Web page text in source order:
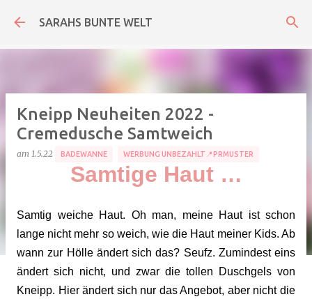
Direkt zum Hauptbereich
SARAHS BUNTE WELT
Kneipp Neuheiten 2022 -
Cremedusche Samtweich
am 1.5.22 BADEWANNE WERBUNG UNBEZAHLT📍PRMUSTER
Samtige Haut …
Samtig weiche Haut. Oh man, meine Haut ist schon
lange nicht mehr so weich, wie die Haut meiner Kids. Ab
wann zur Hölle ändert sich das? Seufz. Zumindest eins
ändert sich nicht, und zwar die tollen Duschgels von
Kneipp. Hier ändert sich nur das Angebot, aber nicht die